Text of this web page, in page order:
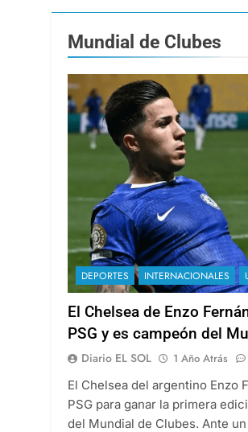
Mundial de Clubes
DEPORTES INTERNACIONALES
El Chelsea de Enzo
PSG y es campeón del
Diario EL SOL 1 Año Atrás
El Chelsea del argentino Enzo
PSG para ganar la primera
del Mundial de Clubes. Ante